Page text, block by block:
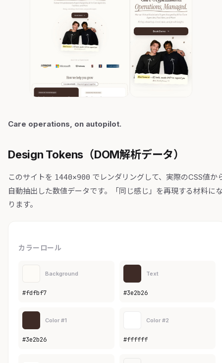
Care operations, on autopilot.
Design Tokens（DOM解析データ）
このサイトを 1440×900 でレンダリングして、実際のCSS値か
自動抽出した数値データです。「同じ感じ」を再現する材料に
ります。
カラーロール
Background
#fdfbf7
Text
#3e2b26
Color #1
#3e2b26
Color #2
#ffffff